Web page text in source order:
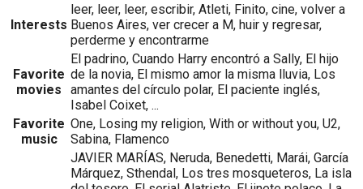
Interests
leer, leer, leer, escribir, Atleti, Finito, cine, volver a
Buenos Aires, ver crecer a M, huir y regresar,
perderme y encontrarme
Favorite
movies
El padrino, Cuando Harry encontró a Sally, El hijo
de la novia, El mismo amor la misma lluvia, Los
amantes del círculo polar, El paciente inglés,
Isabel Coixet, ...
Favorite
music
One, Losing my religion, With or without you, U2,
Sabina, Flamenco
JAVIER MARÍAS, Neruda, Benedetti, Marái, García
Márquez, Sthendal, Los tres mosqueteros, La isla